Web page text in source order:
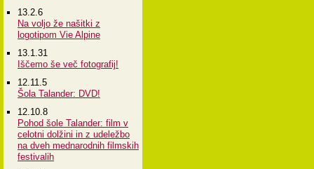
13.2.6
Na voljo že našitki z
logotipom Vie Alpine
13.1.31
Iščemo še več fotografij!
12.11.5
Šola Talander: DVD!
12.10.8
Pohod šole Talander: film v
celotni dolžini in z udeležbo
na dveh mednarodnih filmskih
festivalih